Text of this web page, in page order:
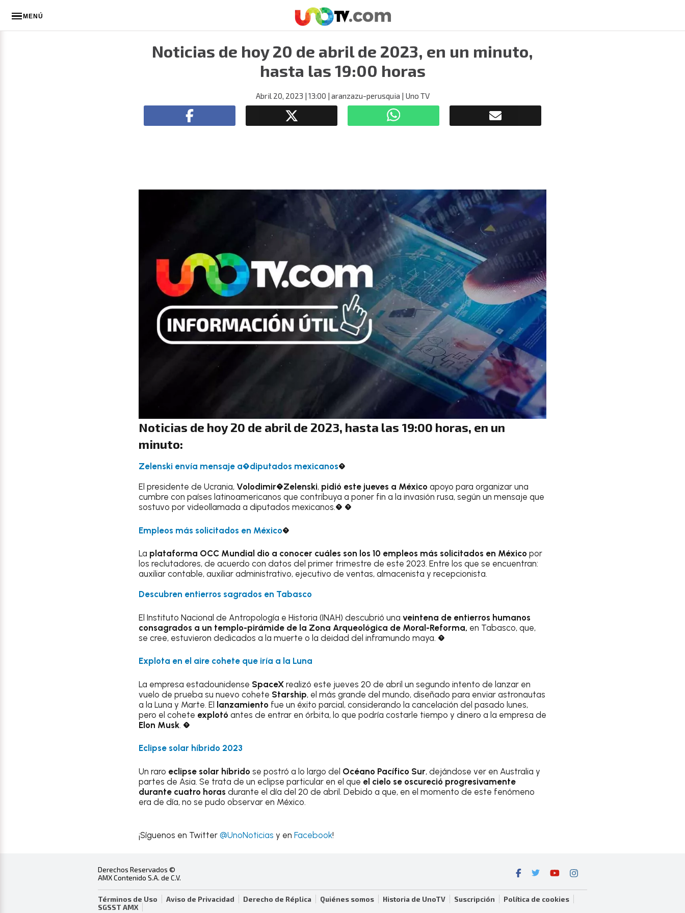
MENÚ
Noticias de hoy 20 de abril de 2023, en un minuto,
hasta las 19:00 horas
Abril 20, 2023 | 13:00 | aranzazu-perusquia | Uno TV
Noticias de hoy 20 de abril de 2023, hasta las 19:00 horas, en un
minuto:
Zelenski envía mensaje a�diputados mexicanos�
El presidente de Ucrania, Volodimir�Zelenski, pidió este jueves a México apoyo para organizar una
cumbre con países latinoamericanos que contribuya a poner fin a la invasión rusa, según un mensaje que
sostuvo por videollamada a diputados mexicanos.� �
Empleos más solicitados en México�
La plataforma OCC Mundial dio a conocer cuáles son los 10 empleos más solicitados en México por
los reclutadores, de acuerdo con datos del primer trimestre de este 2023. Entre los que se encuentran:
auxiliar contable, auxiliar administrativo, ejecutivo de ventas, almacenista y recepcionista.
Descubren entierros sagrados en Tabasco
El Instituto Nacional de Antropología e Historia (INAH) descubrió una veintena de entierros humanos
consagrados a un templo-pirámide de la Zona Arqueológica de Moral-Reforma, en Tabasco, que,
se cree, estuvieron dedicados a la muerte o la deidad del inframundo maya. �
Explota en el aire cohete que iría a la Luna
La empresa estadounidense SpaceX realizó este jueves 20 de abril un segundo intento de lanzar en
vuelo de prueba su nuevo cohete Starship, el más grande del mundo, diseñado para enviar astronautas
a la Luna y Marte. El lanzamiento fue un éxito parcial, considerando la cancelación del pasado lunes,
pero el cohete explotó antes de entrar en órbita, lo que podría costarle tiempo y dinero a la empresa de
Elon Musk. �
Eclipse solar híbrido 2023
Un raro eclipse solar híbrido se postró a lo largo del Océano Pacífico Sur, dejándose ver en Australia y
partes de Asia. Se trata de un eclipse particular en el que el cielo se oscureció progresivamente
durante cuatro horas durante el día del 20 de abril. Debido a que, en el momento de este fenómeno
era de día, no se pudo observar en México.
¡Síguenos en Twitter @UnoNoticias y en Facebook!
Derechos Reservados ©
AMX Contenido S.A. de C.V.
Términos de Uso Aviso de Privacidad Derecho de Réplica Quiénes somos Historia de UnoTV Suscripción
Política de cookies
SGSST AMX